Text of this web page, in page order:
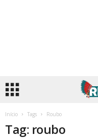
Início Tags Roubo
Tag: roubo